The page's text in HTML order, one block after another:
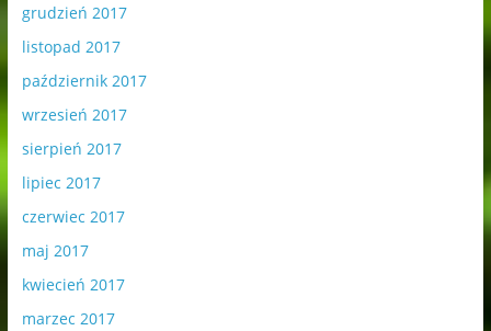
grudzień 2017
listopad 2017
październik 2017
wrzesień 2017
sierpień 2017
lipiec 2017
czerwiec 2017
maj 2017
kwiecień 2017
marzec 2017